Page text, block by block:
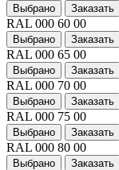
Выбрано Заказать
RAL 000 60 00
Выбрано Заказать
RAL 000 65 00
Выбрано Заказать
RAL 000 70 00
Выбрано Заказать
RAL 000 75 00
Выбрано Заказать
RAL 000 80 00
Выбрано Заказать